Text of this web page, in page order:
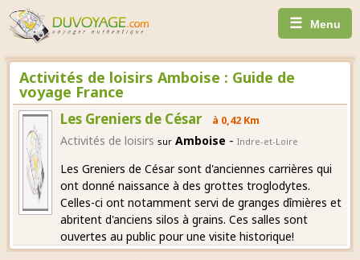
☰ Menu
Activités de loisirs Amboise : Guide de
voyage France
Les Greniers de César à 0,42 Km
Activités de loisirs sur Amboise -Indre-et-Loire
Les Greniers de César sont d'anciennes carrières qui
ont donné naissance à des grottes troglodytes.
Celles-ci ont notamment servi de granges dîmières et
abritent d'anciens silos à grains. Ces salles sont
ouvertes au public pour une visite historique!